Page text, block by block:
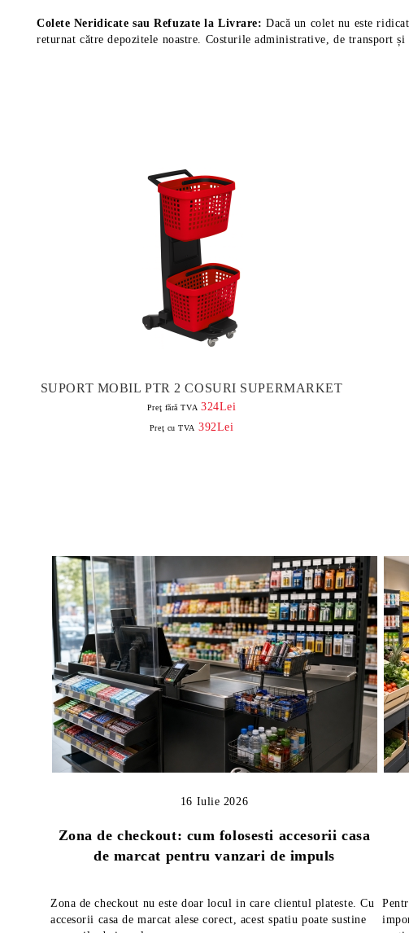
Colete Neridicate sau Refuzate la Livrare: Dacă un colet nu este
returnat către depozitele noastre. Costurile administrative, de
SUPORT MOBIL PTR 2 COSURI SUPERMARKET
Preţ fără TVA 324Lei
Preţ cu TVA 392Lei
Zona de checkout: cum folosesti accesorii casa
de marcat pentru vanzari de impuls
16 Iulie 2026
Zona de checkout nu este doar locul in care clientul plateste. Cu
accesorii casa de marcat alese corect, acest spatiu poate sustine